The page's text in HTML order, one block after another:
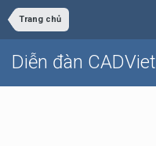
Trang chủ
Diễn đàn CADViet